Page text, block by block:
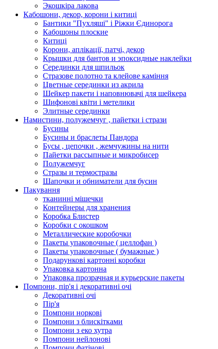
Экошкiра лакова
Кабошони, декор, корони і китиці
Бантики "Пухляші" і Ріжки Єдинорога
Кабошоны плоские
Китиці
Корони, аплікації, патчі, декор
Крышки для бантов и эпоксидные наклейки
Серединки для шпильок
Стразове полотно та клейове каміння
Цветные серединки из акрила
Шейкер пакети і наповнювачі для шейкера
Шифонові квіти і метелики
Элитные серединки
Намистини, полужемчуг , пайетки і стрази
Бусины
Бусины и браслеты Пандора
Бусы , цепочки , жемчужины на нити
Пайетки рассыпные и микробисер
Полужемчуг
Стразы и термостразы
Шапочки и обниматели для бусин
Пакування
тканинні мішечки
Контейнеры для хранения
Коробка Блистер
Коробки с окошком
Металлические коробочки
Пакеты упаковочные ( целлофан )
Пакеты упаковочные ( бумажные )
Подарункові картонні коробки
Упаковка картонна
Упаковка прозрачная и курьерские пакеты
Помпони, пір'я і декоративні очі
Декоративні очі
Пір'я
Помпони норкові
Помпони з блискітками
Помпони з еко хутра
Помпони нейлонові